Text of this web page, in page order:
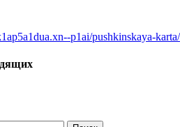
p1ai/pushkinskaya-karta/